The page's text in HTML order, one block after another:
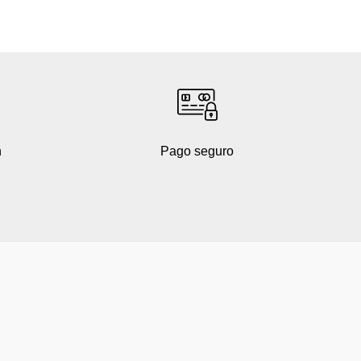
Pago seguro